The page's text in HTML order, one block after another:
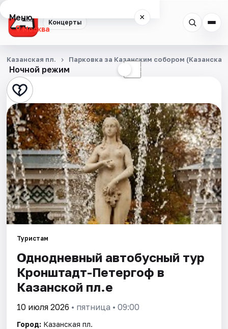
Концерты
Меню ×
Москва
Концерты
Города
Площадки
Артисты
Рейтинги
Ночной режим ☾
Казанская пл. Парковка за Казанским собором (Казанская
Туристам
Однодневный автобусный тур
Кронштадт-Петергоф в
Казанской пл.е
10 июля 2026 • пятница • 09:00
Город: Казанская пл.